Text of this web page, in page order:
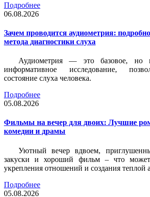
Подробнее
06.08.2026
Зачем проводится аудиометрия:
метода диагностики слуха
Аудиометрия — это базовое, но
информативное исследование,
состояние слуха человека.
Подробнее
05.08.2026
Фильмы на вечер для двоих: Лучшие
комедии и драмы
Уютный вечер вдвоем,
закуски и хороший фильм – что
укрепления отношений и создания теплой
Подробнее
05.08.2026